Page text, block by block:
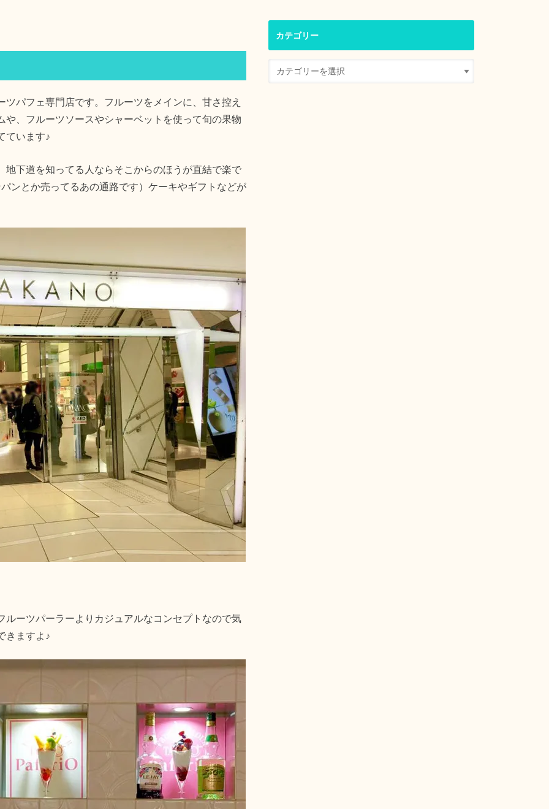
パフェ専門店です。フルーツをメインに、甘さ控え
、フルーツソースやシャーベットを使って旬の果物
ています♪
下道を知ってる人ならそこからのほうが直結で楽で
ンとか売ってるあの通路です）ケーキやギフトなどが
ーツパーラーよりカジュアルなコンセプトなので気
きますよ♪
カテゴリー